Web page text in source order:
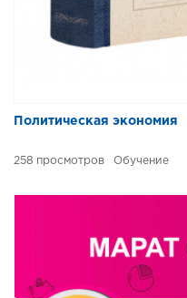
Политическая экономия
258 Обучение